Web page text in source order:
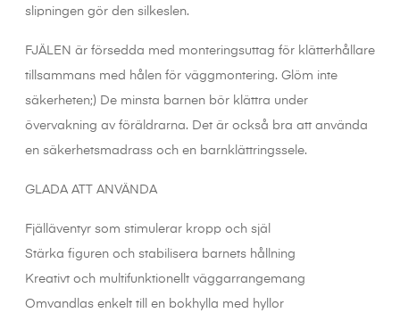
slipningen gör den silkeslen.
FJÄLEN är försedda med monteringsuttag för klätterhållare
tillsammans med hålen för väggmontering. Glöm inte
säkerheten;) De minsta barnen bör klättra under
övervakning av föräldrarna. Det är också bra att använda
en säkerhetsmadrass och en barnklättringssele.
GLADA ATT ANVÄNDA
Fjälläventyr som stimulerar kropp och själ
Stärka figuren och stabilisera barnets hållning
Kreativt och multifunktionellt väggarrangemang
Omvandlas enkelt till en bokhylla med hyllor